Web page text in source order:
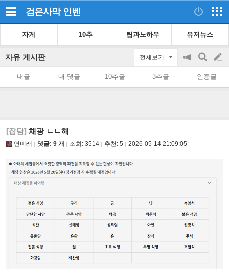
검은사막 인벤
자게 10추 팁과노하우 유저뉴스
자유 게시판 전체보기
공
on/off
검
색
글
쓰
내글 내 댓글 10추글 3추글 인증글
[잡담] 채광 ㄴㄴ해
연미래 댓글: 9 개 조회: 3514 추천: 5 2026-05-14 21:09:05